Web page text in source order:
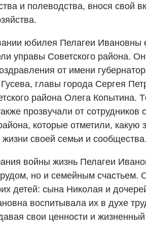
и полеводства, внося свой
юбилея Пелагеи Ивановны
управы Советского района.
от имени
главы города Сергея
района Олега Копытина.
прозвучали от сотрудников
которые отметили,
своей семьи и сообщества.
войны жизнь Пелагеи
но и семейным счастьем.
детей: сына Николая и
воспитывала их в духе
свои ценности и